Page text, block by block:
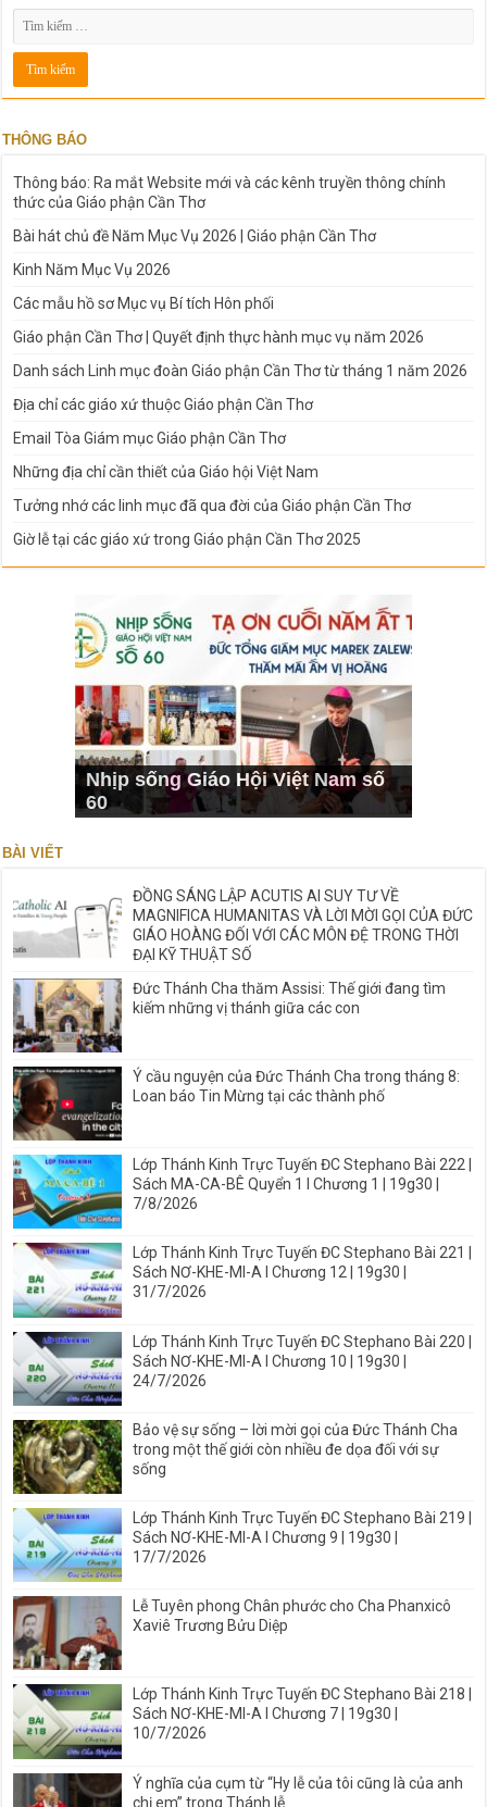
THÔNG BÁO
Thông báo: Ra mắt Website mới và các kênh truyền thông chính
thức của Giáo phận Cần Thơ
Bài hát chủ đề Năm Mục Vụ 2026 | Giáo phận Cần Thơ
Kinh Năm Mục Vụ 2026
Các mẫu hồ sơ Mục vụ Bí tích Hôn phối
Giáo phận Cần Thơ | Quyết định thực hành mục vụ năm 2026
Danh sách Linh mục đoàn Giáo phận Cần Thơ từ tháng 1 năm 2026
Địa chỉ các giáo xứ thuộc Giáo phận Cần Thơ
Email Tòa Giám mục Giáo phận Cần Thơ
Những địa chỉ cần thiết của Giáo hội Việt Nam
Tưởng nhớ các linh mục đã qua đời của Giáo phận Cần Thơ
Giờ lễ tại các giáo xứ trong Giáo phận Cần Thơ 2025
Nhịp sống Giáo Hội Việt Nam số
60
BÀI VIẾT
ĐỒNG SÁNG LẬP ACUTIS AI SUY TƯ VỀ
MAGNIFICA HUMANITAS VÀ LỜI MỜI GỌI CỦA ĐỨC
GIÁO HOÀNG ĐỐI VỚI CÁC MÔN ĐỆ TRONG THỜI
ĐẠI KỸ THUẬT SỐ
Đức Thánh Cha thăm Assisi: Thế giới đang tìm
kiếm những vị thánh giữa các con
Ý cầu nguyện của Đức Thánh Cha trong tháng 8:
Loan báo Tin Mừng tại các thành phố
Lớp Thánh Kinh Trực Tuyến ĐC Stephano Bài 222 |
Sách MA-CA-BÊ Quyển 1 I Chương 1 | 19g30 |
7/8/2026
Lớp Thánh Kinh Trực Tuyến ĐC Stephano Bài 221 |
Sách NƠ-KHE-MI-A I Chương 12 | 19g30 |
31/7/2026
Lớp Thánh Kinh Trực Tuyến ĐC Stephano Bài 220 |
Sách NƠ-KHE-MI-A I Chương 10 | 19g30 |
24/7/2026
Bảo vệ sự sống – lời mời gọi của Đức Thánh Cha
trong một thế giới còn nhiều đe dọa đối với sự
sống
Lớp Thánh Kinh Trực Tuyến ĐC Stephano Bài 219 |
Sách NƠ-KHE-MI-A I Chương 9 | 19g30 |
17/7/2026
Lễ Tuyên phong Chân phước cho Cha Phanxicô
Xaviê Trương Bửu Diệp
Lớp Thánh Kinh Trực Tuyến ĐC Stephano Bài 218 |
Sách NƠ-KHE-MI-A I Chương 7 | 19g30 |
10/7/2026
Ý nghĩa của cụm từ “Hy lễ của tôi cũng là của anh
chị em” trong Thánh lễ